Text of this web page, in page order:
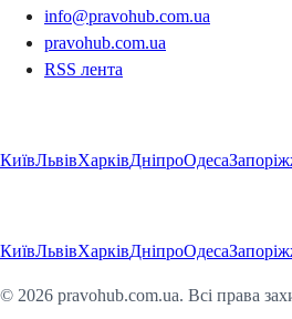
info@pravohub.com.ua
pravohub.com.ua
RSS лента
КиївЛьвівХарківДніпроОдеса
КиївЛьвівХарківДніпроОдеса
© 2026 pravohub.com.ua. Всі права